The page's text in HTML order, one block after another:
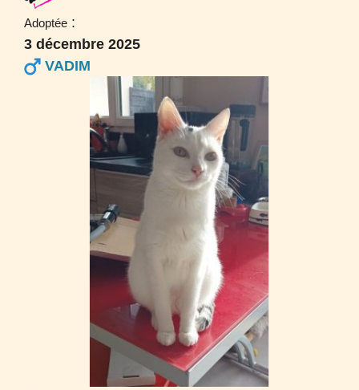
Adoptée :
3 décembre 2025
VADIM